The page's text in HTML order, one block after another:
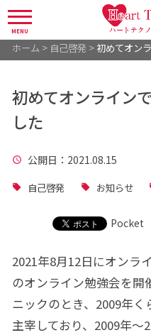
MENU
ホーム > 自己啓発 > 初めてオン
初めてオンライン
した
公開日 ：2021.08.15
自己啓発 お知らせ
Pocket
2021年8月12日にオンラ
のオンライン勉強会を開
ニックのとき、2009年
主宰しており、2009年